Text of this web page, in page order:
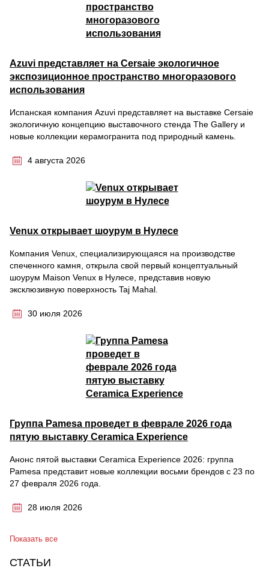
Azuvi представляет на Cersaie экологичное
экспозиционное пространство многоразового
использования
Испанская компания Azuvi представляет на выставке Cersaie
экологичную концепцию выставочного стенда The Gallery и
новые коллекции керамогранита под природный камень.
4 августа 2026
Venux открывает шоурум в Нулесе
Компания Venux, специализирующаяся на производстве
спеченного камня, открыла свой первый концептуальный
шоурум Maison Venux в Нулесе, представив новую
эксклюзивную поверхность Taj Mahal.
30 июля 2026
Группа Pamesa проведет в феврале 2026 года
пятую выставку Ceramica Experience
Анонс пятой выставки Ceramica Experience 2026: группа
Pamesa представит новые коллекции восьми брендов с 23 по
27 февраля 2026 года.
28 июля 2026
Показать все
СТАТЬИ